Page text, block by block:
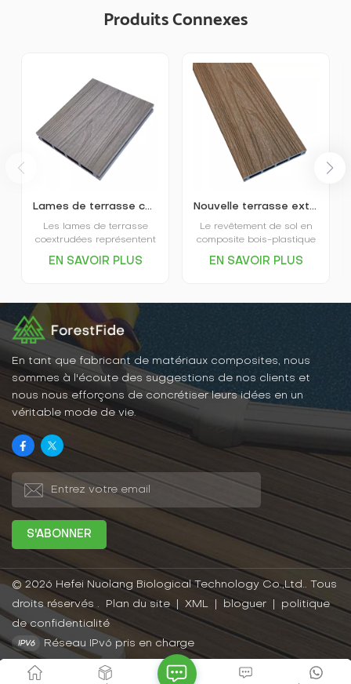
Produits Connexes
Lames de terrasse composites WPC co-extrudées et pultrudées
Les lames de terrasse
coextrudées représentent
marché. Elles sont
plastique, d'où leur
nom.Les performances
avancées en matière
d'absorption d'eau et de
résistance aux rayures
constituent le principal
terrasse à revêtement
multicouche, et le large
choix de motifs et de
couleurs représente un
avantage considérable.
EN SAVOIR PLUS
Nouvelle terrasse extérieure en composite WPC carré creux co-extrudé
Le revêtement de sol en
composite bois-plastique
matériau écologique et
résistance à l'eau, à
l'humidité, aux UV et à
l'abrasion, et est facile à
nettoyer et à entretenir.
EN SAVOIR PLUS
En tant que fabricant de matériaux composites, nous
sommes à l'écoute des suggestions de nos clients et
nous nous efforçons de concrétiser leurs idées en un
véritable mode de vie.
© 2026 Hefei Nuolang Biological Technology Co.,Ltd.. Tous
droits réservés .
Plan du site XML bloguer
politique
de confidentialité
Réseau IPv6 pris en charge